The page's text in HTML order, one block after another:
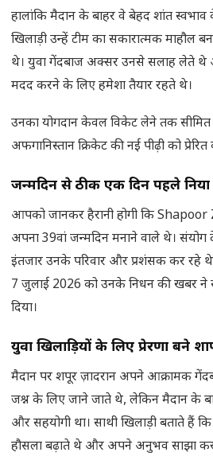
हालांकि मैदान के बाहर वे बेहद शांत
खिलाड़ी उन्हें टीम का सकारात्मक माहौल
थे। युवा गेंदबाज अक्सर उनसे सलाह लेते थे
मदद करने के लिए हमेशा तैयार रहते थे।
उनका योगदान केवल विकेट लेने तक सीमित
अफगानिस्तान क्रिकेट की नई पीढ़ी को
जन्मदिन से ठीक एक दिन पहले
आपको जानकर हैरानी होगी कि
अपना 39वां जन्मदिन मनाने वाले थे।
इंतजार उनके परिवार और प्रशंसक कर रहे
7 जुलाई 2026 को उनके निधन की खबर ने
दिया।
युवा खिलाड़ियों के लिए प्रेरणा बने
मैदान पर शपूर ज़ादरान अपने आक्रामक
जश्न के लिए जाने जाते थे, लेकिन मैदान के
और सहयोगी था। साथी खिलाड़ी बताते हैं
हौसला बढ़ाते थे और अपने अनुभव साझा